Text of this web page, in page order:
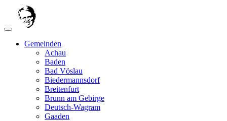
Gemeinden
Achau
Baden
Bad Vöslau
Biedermannsdorf
Breitenfurt
Brunn am Gebirge
Deutsch-Wagram
Gaaden